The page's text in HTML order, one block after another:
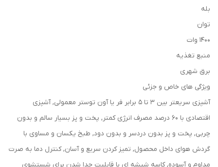
بله
توان
1400 وات
منبع تغذیه
برق شهری
ویژگی های خاص و جزئی
آشپزی سریعتر بین 3 تا 5 برابر فر یا آون توستر معمولی, آشپزی
اقتصادی با 60 درصد مصرف انرژی کمتر, پخت و پز بسیار سالم و بدون
چربی, پخت و پز بدون دردسر و بدون دود, طبخ یکسان و مساوی با
گردش هوای داخل محصول, تمیز کردن سریع و آسان, کنترل دما به صرت
مداوم و آسوده, کاسه شیشه ای با قابلیت جدا شدن برای شستشوی